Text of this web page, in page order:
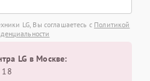
LG, Вы соглашаетесь с Политикой
LG в Москве:
18